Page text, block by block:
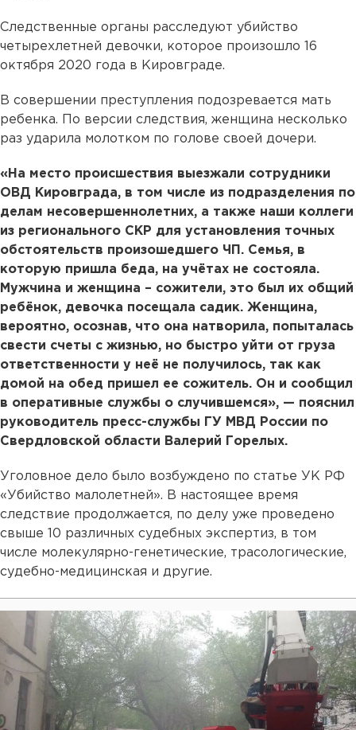
Следственные органы расследуют убийство
четырехлетней девочки, которое произошло 16
октября 2020 года в Кировграде.
В совершении преступления подозревается мать
ребенка. По версии следствия, женщина несколько
раз ударила молотком по голове своей дочери.
«На место происшествия выезжали сотрудники
ОВД Кировграда, в том числе из подразделения по
делам несовершеннолетних, а также наши коллеги
из регионального СКР для установления точных
обстоятельств произошедшего ЧП. Семья, в
которую пришла беда, на учётах не состояла.
Мужчина и женщина – сожители, это был их общий
ребёнок, девочка посещала садик. Женщина,
вероятно, осознав, что она натворила, попыталась
свести счеты с жизнью, но быстро уйти от груза
ответственности у неё не получилось, так как
домой на обед пришел ее сожитель. Он и сообщил
в оперативные службы о случившемся», — пояснил
руководитель пресс-службы ГУ МВД России по
Свердловской области Валерий Горелых.
Уголовное дело было возбуждено по статье УК РФ
«Убийство малолетней». В настоящее время
следствие продолжается, по делу уже проведено
свыше 10 различных судебных экспертиз, в том
числе молекулярно-генетические, трасологические,
судебно-медицинская и другие.